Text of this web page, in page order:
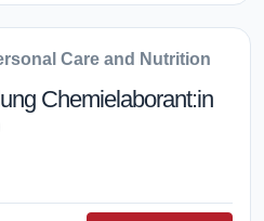
Care and Nutrition
Chemielaborant:in